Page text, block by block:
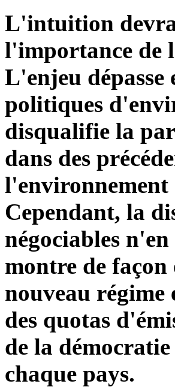
L'intuition
l'importance de
L'enjeu dépasse
politiques
disqualifie la
dans des
l'environnement
Cependant, la
négociables
montre de façon
nouveau
des quotas
de la
chaque pays.